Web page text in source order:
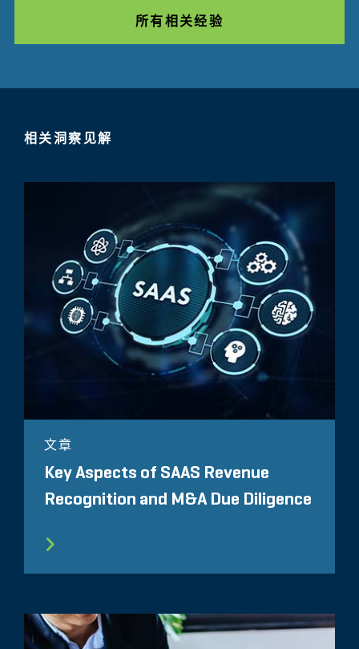
所有相关经验
相关洞察见解
文章
Key Aspects of SAAS Revenue
Recognition and M&A Due Diligence